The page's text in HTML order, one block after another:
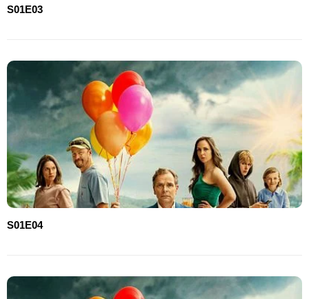
S01E03
S01E04